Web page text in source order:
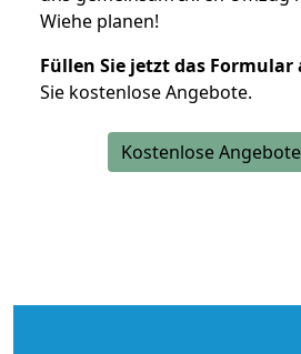
Wiehe planen!
Füllen Sie jetzt das Formular
Sie kostenlose Angebote.
Kostenlose